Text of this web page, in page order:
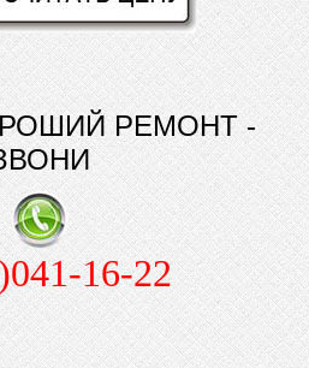
РЕМОНТ -
16-22